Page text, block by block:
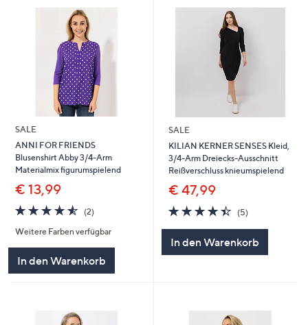
SALE
ANNI FOR FRIENDS
Blusenshirt Abby 3/4-Arm
Materialmix figurumspielend
€ 13,99
4.5
von
5
(2)
Weitere Farben verfügbar
In den Warenkorb
SALE
KILIAN KERNER SENSES Kleid,
3/4-Arm Dreiecks-Ausschnitt
Reißverschluss knieumspielend
€ 47,99
4.4
von
(5)
In den Warenkorb